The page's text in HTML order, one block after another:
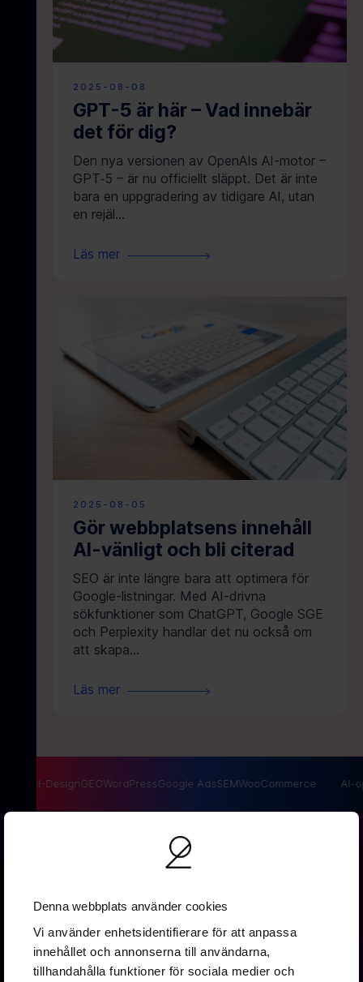
Denna webbplats använder cookies
Vi använder enhetsidentifierare för att anpassa
innehållet och annonserna till användarna,
tillhandahålla funktioner för sociala medier och
2025-08-08
GPT-5 är här – Vad innebär
det för dig?
Den nya versionen av OpenAIs AI-motor –
GPT‑5 – är nu officiellt släppt. Det är inte
bara en uppgradering av tidigare AI, utan
en rejäl…
Läs mer
2025-08-05
Gör webbplatsens innehåll
AI-vänligt och bli citerad
SEO är inte längre bara att optimera för
Google-listningar. Med AI-drivna
sökfunktioner som ChatGPT, Google SGE
och Perplexity handlar det nu också om
att skapa…
Läs mer
UX/UI-DesignGEOWordPressGoogle AdsSEMWooCommerce AI-
Vallgatan 19B
411 16 Göteborg